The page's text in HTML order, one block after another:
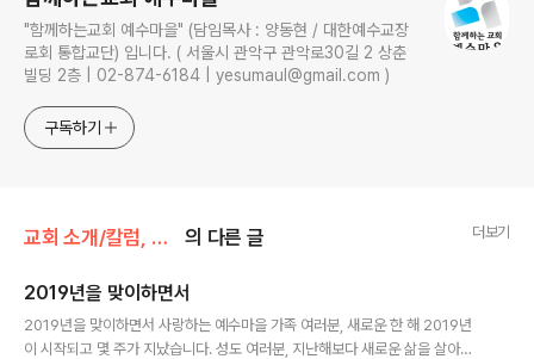
"함께하는교회 예수마을" (담임목사 : 양동현 / 대한예수교장
로회 통합교단) 입니다. ( 서울시 관악구 관악로30길 2 상춘
빌딩 2층 | 02-874-6184 | yesumaul@gmail.com )
구독하기
교회 소개/칼럼, 인터뷰, 강의 의 다른 글 더보기
2019년을 맞이하면서
2019년을 맞이하면서 사랑하는 예수마을 가족 여러분, 새로운 한 해 2019년
이 시작되고 몇 주가 지났습니다. 성도 여러분, 지난해보다 새로운 삶을 살아가